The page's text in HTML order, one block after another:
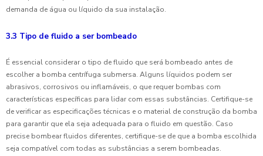
demanda de água ou líquido da sua instalação.
3.3 Tipo de fluido a ser bombeado
É essencial considerar o tipo de fluido que será bombeado antes de
escolher a bomba centrífuga submersa. Alguns líquidos podem ser
abrasivos, corrosivos ou inflamáveis, o que requer bombas com
características específicas para lidar com essas substâncias. Certifique-se
de verificar as especificações técnicas e o material de construção da bomba
para garantir que ela seja adequada para o fluido em questão. Caso
precise bombear fluidos diferentes, certifique-se de que a bomba escolhida
seja compatível com todas as substâncias a serem bombeadas.